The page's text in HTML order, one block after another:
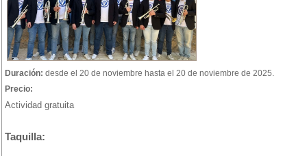
Duración: desde el 20 de noviembre hasta el 20 de noviembre de 2025.
Precio:
Actividad gratuita
Taquilla: